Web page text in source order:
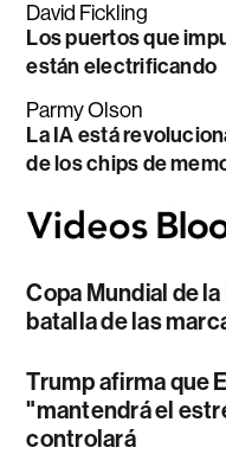
David Fickling
Los puertos que
están electrificando
Parmy Olson
La IA está
de los chips de
Copa Mundial de la
batalla de las
Trump afirma que
"mantendrá el
controlará